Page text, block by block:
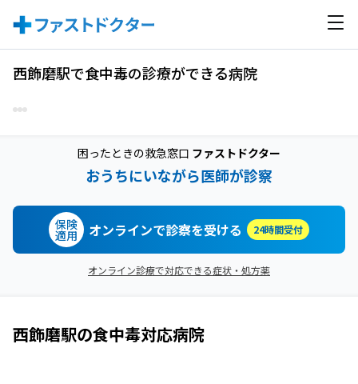
西飾磨駅で食中毒の診療ができる病院
困ったときの救急窓口 ファストドクター
おうちにいながら医師が診察
保険
適用 オンラインで診察を受ける 24時間受付
オンライン診療で対応できる症状・処方薬
西飾磨駅の食中毒対応病院